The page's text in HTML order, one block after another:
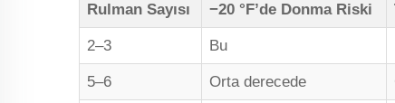
Rulman Sayısı −20 °F’de Donma Riski
2–3 Bu
5–6 Orta derecede